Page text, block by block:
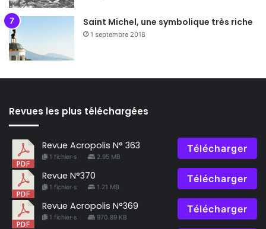
Saint Michel, une symbolique très riche
1 septembre 2018
Revues les plus téléchargées
Revue Acropolis N° 363
1 fichier·s 2.95 MB
Télécharger
Revue N°370
1 fichier·s 1.21 MB
Télécharger
Revue Acropolis N°369
1 fichier·s 970.89 KB
Télécharger